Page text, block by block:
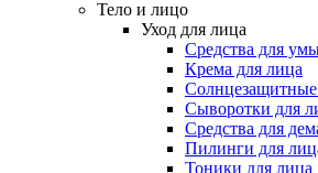
Тело и лицо
Уход для лица
Средства для
Крема для лица
Солнцезащитные
Сыворотки для
Средства для
Пилинги для
Тоники для лица